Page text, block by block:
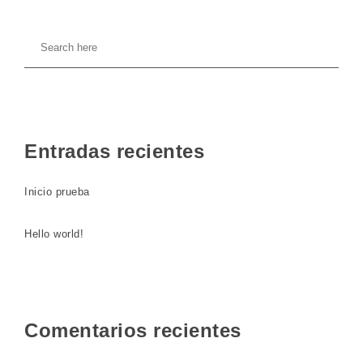
Entradas recientes
Inicio prueba
Hello world!
Comentarios recientes